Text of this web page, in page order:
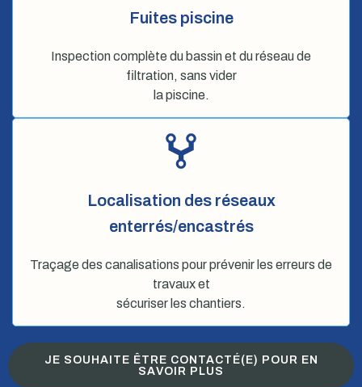
Fuites piscine
Inspection complète du bassin et du réseau de
filtration, sans vider
la piscine.
Localisation des réseaux
enterrés/encastrés
Traçage des canalisations pour prévenir les erreurs de
travaux et
sécuriser les chantiers.
JE SOUHAITE ÊTRE CONTACTÉ(E) POUR EN
SAVOIR PLUS